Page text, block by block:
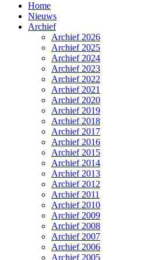
Home
Nieuws
Archief
Archief 2026
Archief 2025
Archief 2024
Archief 2023
Archief 2022
Archief 2021
Archief 2020
Archief 2019
Archief 2018
Archief 2017
Archief 2016
Archief 2015
Archief 2014
Archief 2013
Archief 2012
Archief 2011
Archief 2010
Archief 2009
Archief 2008
Archief 2007
Archief 2006
Archief 2005